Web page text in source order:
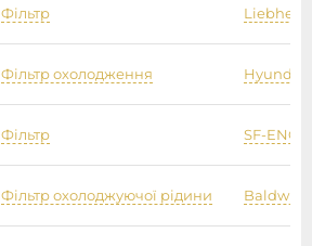
Фільтр Liebherr
Фільтр охолодження Hyundai
Фільтр SF-
Фільтр охолоджуючої рідини Baldwin